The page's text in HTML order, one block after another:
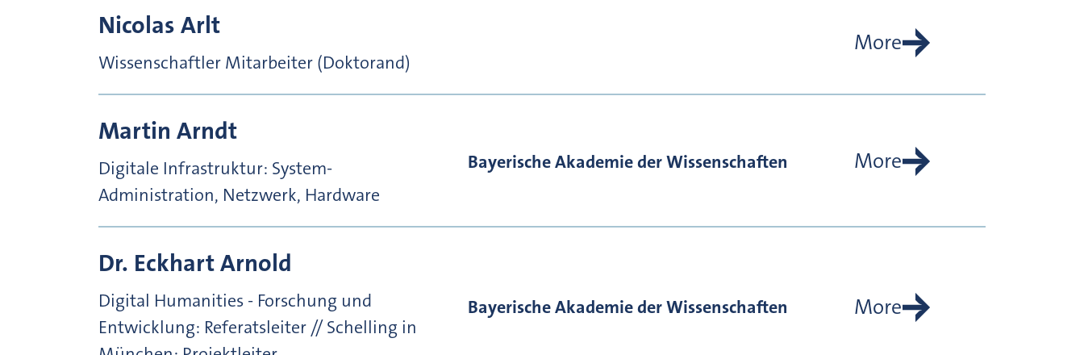
Nicolas Arlt
Wissenschaftler Mitarbeiter (Doktorand)
More
Martin Arndt
Digitale Infrastruktur: System-
Administration, Netzwerk, Hardware
Bayerische Akademie der Wissenschaften More
Dr. EckhartArnold
Digital Humanities - Forschung und
Entwicklung: Referatsleiter // Schelling in
Bayerische Akademie der Wissenschaften More